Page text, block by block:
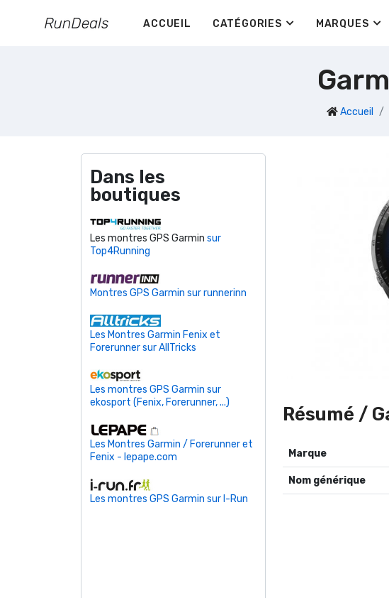
ACCUEIL CATÉGORIES MARQUES
Accueil
Dans les
boutiques
Les montres GPS Garmin sur
Top4Running
Montres GPS Garmin sur runnerinn
Les Montres Garmin Fenix et
Forerunner sur AllTricks
Les montres GPS Garmin sur
ekosport (Fenix, Forerunner, ...)
Les Montres Garmin / Forerunner et
Fenix - lepape.com
Les montres GPS Garmin sur I-Run
Résumé /
Nom générique